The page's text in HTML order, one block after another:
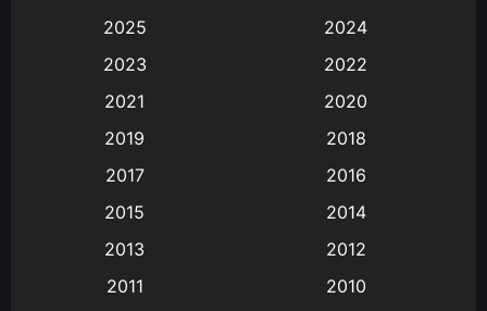
Animation การ์ตูน
Animation อนิเมะ
Animation แอนิเมชัน
(9)
2025
2024
2023
2022
2021
2020
2019
2018
2017
2016
2015
2014
2013
2012
2011
2010